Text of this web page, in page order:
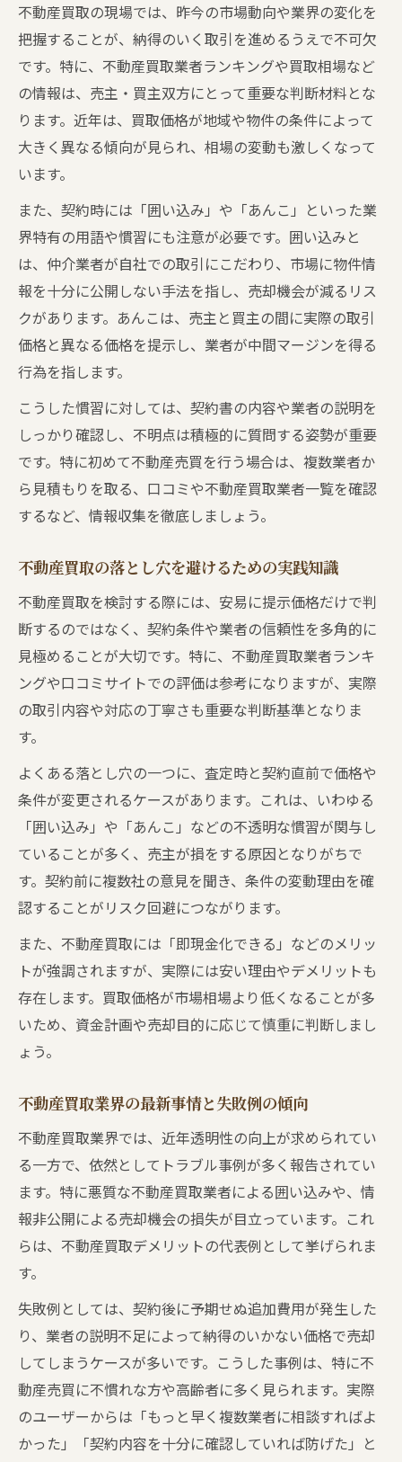
あんこ問題が不動産買取で起こるリスクと
対処法
不動産買取におけるあんこの見抜き方と注
意点
現場で役立つあんこ対策とトラブル予防の
囲い込みや三大タブーを避ける実務の極意
不動産買取で囲い込みを見抜くチェックポ
イント
三大タブーを避けるための不動産買取実践
術
囲い込みの実態と不動産買取での注意点
不動産買取で業者が嫌がる行動と信頼構築
法
三大タブーに陥らない不動産買取の進め方
トラブルを防ぐために必要な不動産買取の判断
不動産買取でトラブルを防ぐ判断基準とは
不動産買取の契約時に注目すべき確認事項
事前準備でトラブルを避ける不動産買取の
コツ
不動産買取の判断軸と失敗しないための着
眼点
損をしないための不動産買取相場の見方入門
不動産買取相場の正しい調べ方と比較方法
不動産買取で損を防ぐための相場観の育て
方
不動産買取何割が妥当か専門家の判断軸
安い理由を見抜く不動産買取相場の読み方
不動産買取デメリットも考慮した相場確認
法
悪質な手口を見抜くコツと安全な取引の進め方
不動産買取で注意すべき典型的なトラブル
例
安全な不動産買取のための確認と交渉の流
れ
悪質業者ランキングに頼らない見極め方
不動産買取の安全な進め方と相談時の注意
不動産買取の現場では、昨今の市場動向や業界の変化を
把握することが、納得のいく取引を進めるうえで不可欠
です。特に、不動産買取業者ランキングや買取相場など
の情報は、売主・買主双方にとって重要な判断材料とな
ります。近年は、買取価格が地域や物件の条件によって
大きく異なる傾向が見られ、相場の変動も激しくなって
います。
また、契約時には「囲い込み」や「あんこ」といった業
界特有の用語や慣習にも注意が必要です。囲い込みと
は、仲介業者が自社での取引にこだわり、市場に物件情
報を十分に公開しない手法を指し、売却機会が減るリス
クがあります。あんこは、売主と買主の間に実際の取引
価格と異なる価格を提示し、業者が中間マージンを得る
行為を指します。
こうした慣習に対しては、契約書の内容や業者の説明を
しっかり確認し、不明点は積極的に質問する姿勢が重要
です。特に初めて不動産売買を行う場合は、複数業者か
ら見積もりを取る、口コミや不動産買取業者一覧を確認
するなど、情報収集を徹底しましょう。
不動産買取の落とし穴を避けるための実践知識
不動産買取を検討する際には、安易に提示価格だけで判
断するのではなく、契約条件や業者の信頼性を多角的に
見極めることが大切です。特に、不動産買取業者ランキ
ングや口コミサイトでの評価は参考になりますが、実際
の取引内容や対応の丁寧さも重要な判断基準となりま
す。
よくある落とし穴の一つに、査定時と契約直前で価格や
条件が変更されるケースがあります。これは、いわゆる
「囲い込み」や「あんこ」などの不透明な慣習が関与し
ていることが多く、売主が損をする原因となりがちで
す。契約前に複数社の意見を聞き、条件の変動理由を確
認することがリスク回避につながります。
また、不動産買取には「即現金化できる」などのメリッ
トが強調されますが、実際には安い理由やデメリットも
存在します。買取価格が市場相場より低くなることが多
いため、資金計画や売却目的に応じて慎重に判断しまし
ょう。
不動産買取業界の最新事情と失敗例の傾向
不動産買取業界では、近年透明性の向上が求められてい
る一方で、依然としてトラブル事例が多く報告されてい
ます。特に悪質な不動産買取業者による囲い込みや、情
報非公開による売却機会の損失が目立っています。これ
らは、不動産買取デメリットの代表例として挙げられま
す。
失敗例としては、契約後に予期せぬ追加費用が発生した
り、業者の説明不足によって納得のいかない価格で売却
してしまうケースが多いです。こうした事例は、特に不
動産売買に不慣れな方や高齢者に多く見られます。実際
のユーザーからは「もっと早く複数業者に相談すればよ
かった」「契約内容を十分に確認していれば防げた」と